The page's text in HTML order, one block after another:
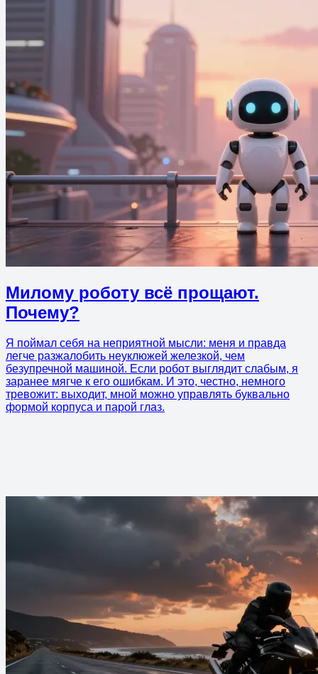
Милому роботу всё прощают.
Почему?
Я поймал себя на неприятной мысли: меня и правда
легче разжалобить неуклюжей железкой, чем
безупречной машиной. Если робот выглядит слабым, я
заранее мягче к его ошибкам. И это, честно, немного
тревожит: выходит, мной можно управлять буквально
формой корпуса и парой глаз.